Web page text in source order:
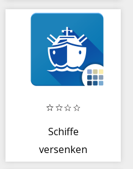
Schiffe
versenken